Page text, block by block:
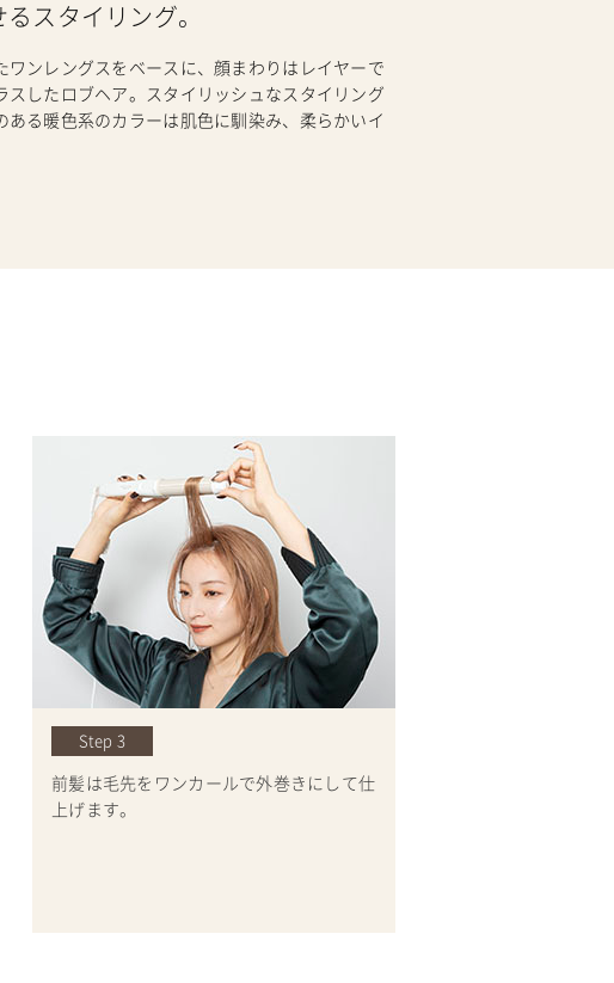
スタイリング。
ワンレングスをベースに、顔まわりはレイヤーで
スしたロブヘア。スタイリッシュなスタイリング
ある暖色系のカラーは肌色に馴染み、柔らかいイ
Step 3
前髪は毛先をワンカールで外巻きにして仕
上げます。